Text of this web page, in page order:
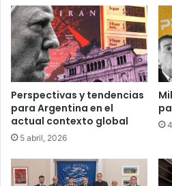
Perspectivas y tendencias
para Argentina en el
actual contexto global
5 abril, 2026